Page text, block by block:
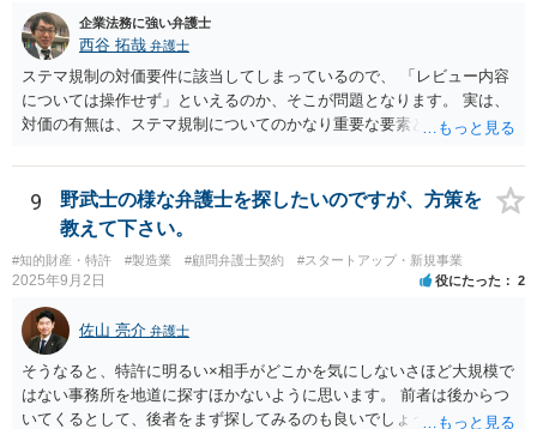
企業法務に強い弁護士
西谷 拓哉 弁護士
ステマ規制の対価要件に該当してしまっているので、 「レビュー内容
については操作せず」といえるのか、そこが問題となります。 実は、
対価の有無は、ステマ規制についてのかなり重要な要素となります。
とを条件に割り引くサービスを提供していたケースですが、 明示的に
高評価と指示していなくても、全件報酬を支払うことを約してレビュ
ーをさせるということになれば、結局はそれはレビュー内容について
事業者が関与していると評価され「事業者による表示（広告）」と判
断される余地は残るといえるでしょう。 あくまで、自身の嗜好に基づ
く、自主的なレビューでなければステマ規制にひっかかる可能性があ
るのです。 ※消費者庁のステマ規制の運用ガイドラインであるhttps://
www.caa.go.jp/policies/policy/representation/fair_labeling/guideline/ass
ets/representation_cms216_230328_03.pdf の５頁（イ）、２（１）参
照
9
野武士の様な弁護士を探したいのですが、方策を
教えて下さい。
#知的財産・特許 #製造業 #顧問弁護士契約 #スタートアップ・新規事業
2025年9月2日 役にたった 2
佐山 亮介 弁護士
そうなると、特許に明るい×相手がどこかを気にしないさほど大規模で
はない事務所を地道に探すほかないように思います。 前者は後からつ
いてくるとして、後者をまず探してみるのも良いでしょう。